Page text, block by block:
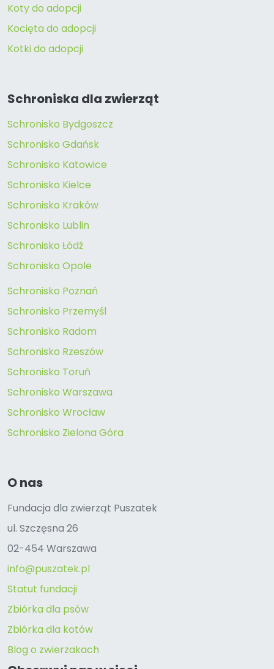
Koty do adopcji
Kocięta do adopcji
Kotki do adopcji
Schroniska dla zwierząt
Schronisko Bydgoszcz
Schronisko Gdańsk
Schronisko Katowice
Schronisko Kielce
Schronisko Kraków
Schronisko Lublin
Schronisko Łódź
Schronisko Opole
Schronisko Poznań
Schronisko Przemyśl
Schronisko Radom
Schronisko Rzeszów
Schronisko Toruń
Schronisko Warszawa
Schronisko Wrocław
Schronisko Zielona Góra
O nas
Fundacja dla zwierząt Puszatek
ul. Szczęsna 26
02-454 Warszawa
info@puszatek.pl
Statut fundacji
Zbiórka dla psów
Zbiórka dla kotów
Blog o zwierzakach